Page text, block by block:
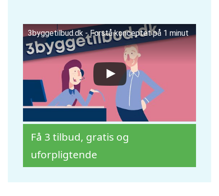
3byggetilbud.dk - Forstå konceptet på 1 minut
Få 3 tilbud, gratis og
uforpligtende